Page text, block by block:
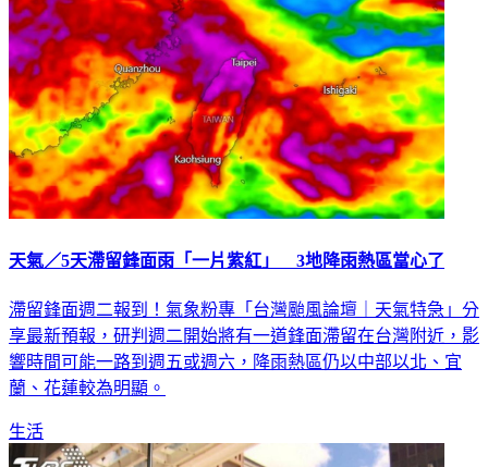
天氣／5天滯留鋒面雨「一片紫紅」 3地降雨熱區當心了
滯留鋒面週二報到！氣象粉專「台灣颱風論壇｜天氣特急」分
享最新預報，研判週二開始將有一道鋒面滯留在台灣附近，影
響時間可能一路到週五或週六，降雨熱區仍以中部以北、宜
蘭、花蓮較為明顯。
生活